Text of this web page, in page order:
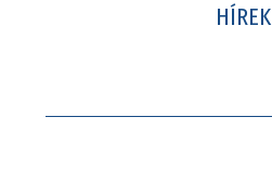
HÍREK